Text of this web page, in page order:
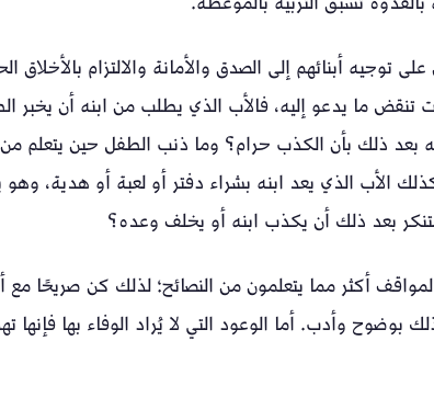
توجيه أبنائهم إلى الصدق والأمانة والالتزام
ما يدعو إليه، فالأب الذي يطلب من ابنه أن يخبر
بعد ذلك بأن الكذب حرام؟ وما ذنب الطفل حين يتعلم
الأب الذي يعد ابنه بشراء دفتر أو لعبة أو هدية، وهو
بعد ذلك أن يكذب ابنه أو يخلف وعده؟
أكثر مما يتعلمون من النصائح؛ لذلك كن صريحًا مع
بوضوح وأدب. أما الوعود التي لا يُراد الوفاء بها